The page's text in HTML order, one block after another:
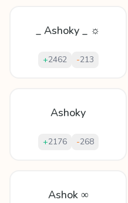
_ Ashoky _ ☼
+2462 -213
Ashoky
+2176 -268
Ashok ∞